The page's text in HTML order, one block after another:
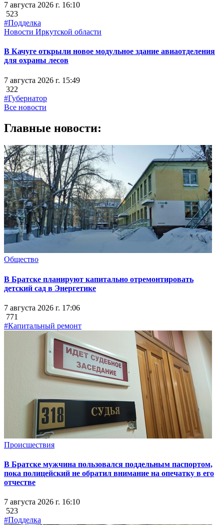
7 августа 2026 г. 16:10
523
#Подделка
Новости Иркутской области
В Качуге открыли новое модульное здание авиаотделения
для охраны лесов
7 августа 2026 г. 15:49
322
#Губернатор
Все новости
Главные новости:
Общество
В Братске планируют капитально отремонтировать
детский сад в Энергетике
7 августа 2026 г. 17:06
771
#Капитальный ремонт
Происшествия
В Братске мужчина пользовался поддельным паспортом,
пока полицейский не обратил внимание на опечатку в его
отчестве
7 августа 2026 г. 16:10
523
#Подделка